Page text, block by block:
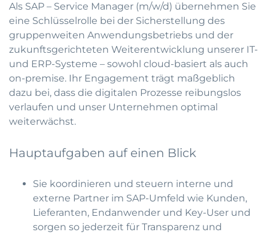
Als SAP – Service Manager (m/w/d) übernehmen Sie
eine Schlüsselrolle bei der Sicherstellung des
gruppenweiten Anwendungsbetriebs und der
zukunftsgerichteten Weiterentwicklung unserer IT-
und ERP-Systeme – sowohl cloud-basiert als auch
on-premise. Ihr Engagement trägt maßgeblich
dazu bei, dass die digitalen Prozesse reibungslos
verlaufen und unser Unternehmen optimal
weiterwächst.
Hauptaufgaben auf einen Blick
Sie koordinieren und steuern interne und
externe Partner im SAP-Umfeld wie Kunden,
Lieferanten, Endanwender und Key-User und
sorgen so jederzeit für Transparenz und